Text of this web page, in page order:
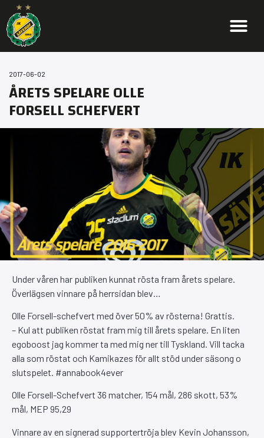
2017-06-02
ÅRETS SPELARE OLLE
FORSELL SCHEFVERT
Under våren har publiken kunnat rösta fram årets spelare.
Överlägsen vinnare på herrsidan blev…
Olle Forsell-schefvert med över 50% av rösterna! Grattis.
– Kul att publiken röstat fram mig till årets spelare. En liten
egoboost jag kommer ta med mig ner till Tyskland. Vill tacka
alla som röstat och Kamikazes för allt stöd under säsong o
slutspelet. #annabook4ever
Olle Forsell-Schefvert 36 matcher, 154 mål, 286 skott, 53%
mål, MEP 95,29
Vinnare av en signerad supportertröja blev Kevin Johansson,